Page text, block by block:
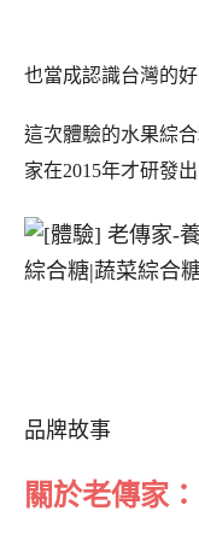
也當成認識台灣的
這次體驗的水果綜
家在2015年才研發
品牌故事
關於老傳家：